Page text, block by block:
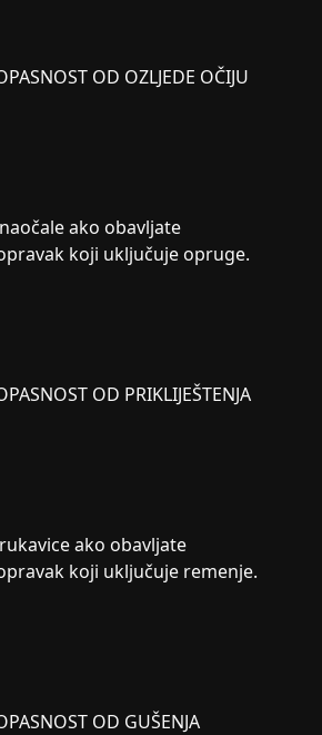
OD OZLJEDE OČIJU
ako obavljate
koji uključuje opruge.
OD PRIKLIJEŠTENJA
ako obavljate
koji uključuje remenje.
OD GUŠENJA